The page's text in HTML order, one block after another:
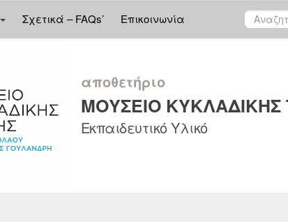
Σχετικά – FAQs’ Επικοινωνία
αποθετήριο
ΜΟΥΣΕΙΟ ΚΥΚΛΑΔΙΚΗΣ
Εκπαιδευτικό Υλικό